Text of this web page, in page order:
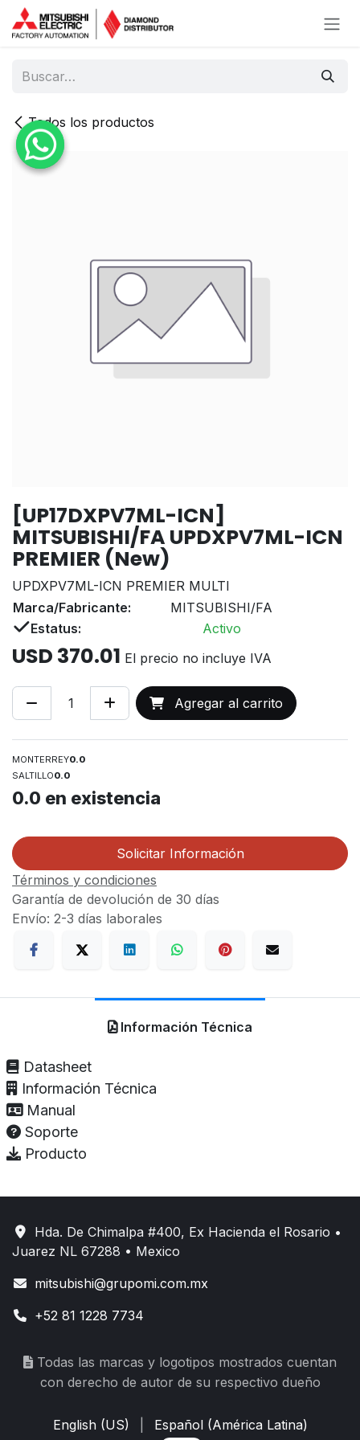
Ir al contenido
Todos los productos
[UP17DXPV7ML-ICN]
MITSUBISHI/FA UPDXPV7ML-ICN
PREMIER (New)
UPDXPV7ML-ICN PREMIER MULTI
Marca/Fabricante:
MITSUBISHI/FA
Estatus:
Activo
USD 370.01 El precio no incluye IVA
Agregar al carrito
MONTERREY0.0
SALTILLO0.0
0.0 en existencia
Solicitar Información
Términos y condiciones
Garantía de devolución de 30 días
Envío: 2-3 días laborales
Información Técnica
Datasheet
Información Técnica
Manual
Soporte
Producto
Hda. De Chimalpa #400, Ex Hacienda el Rosario •
Juarez NL 67288 • Mexico
mitsubishi@grupomi.com.mx
+52 81 1228 7734
Todas las marcas y logotipos mostrados cuentan
con derecho de autor de su respectivo dueño
English (US)
Español (América Latina)